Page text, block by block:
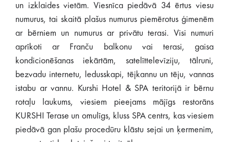
un izklaides vietām. Viesnīca piedāvā 34 ērtus viesu
numurus, tai skaitā plašus numurus piemērotus ģimenēm
ar bērniem un numurus ar privātu terasi. Visi numuri
aprīkoti ar Franču balkonu vai terasi, gaisa
kondicionēšanas iekārtām, satelīttelevīziju, tālruni,
bezvadu internetu, ledusskapi, tējkannu un tēju, vannas
istabu ar vannu. Kurshi Hotel & SPA teritorijā ir bērnu
rotaļu laukums, viesiem pieejams mājīgs restorāns
KURSHI Terase un omulīgs, kluss SPA centrs, kas viesiem
piedāvā gan plašu procedūru klāstu sejai un ķermenim,